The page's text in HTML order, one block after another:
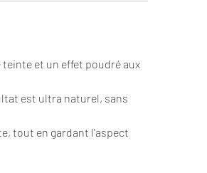
et un effet poudré aux
est ultra naturel, sans
tout en gardant l'aspect